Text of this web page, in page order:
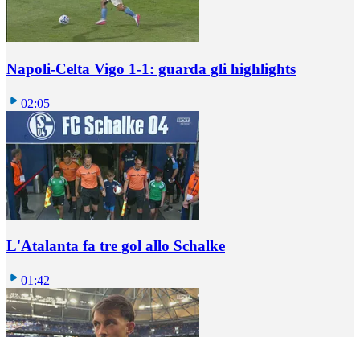
Napoli-Celta Vigo 1-1: guarda gli highlights
02:05
L'Atalanta fa tre gol allo Schalke
01:42